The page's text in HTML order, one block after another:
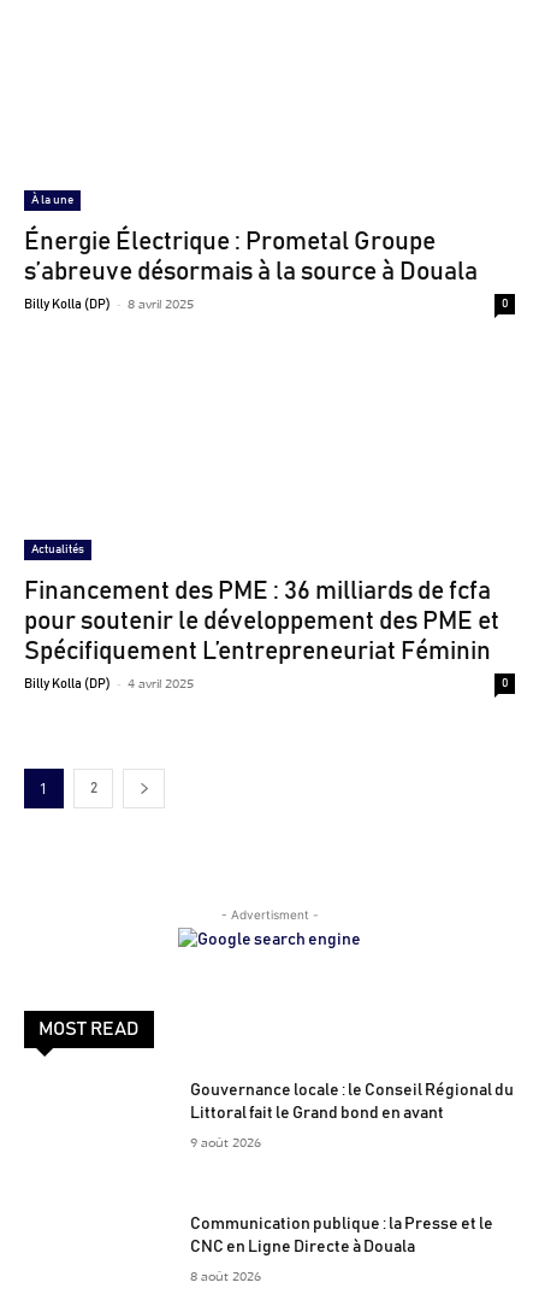
À la une
Énergie Électrique : Prometal Groupe
s’abreuve désormais à la source à Douala
Billy Kolla (DP) - 8 avril 2025 0
Actualités
Financement des PME : 36 milliards de fcfa
pour soutenir le développement des PME et
Spécifiquement L’entrepreneuriat Féminin
Billy Kolla (DP) - 4 avril 2025 0
1 2
- Advertisment -
MOST READ
Gouvernance locale : le Conseil Régional du
Littoral fait le Grand bond en avant
9 août 2026
Communication publique : la Presse et le
CNC en Ligne Directe à Douala
8 août 2026